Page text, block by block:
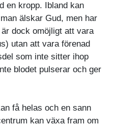
en kropp. Ibland kan
älskar Gud, men har
dock omöjligt att vara
utan att vara förenad
som inte sitter ihop
blodet pulserar och ger
få helas och en sann
kan växa fram om